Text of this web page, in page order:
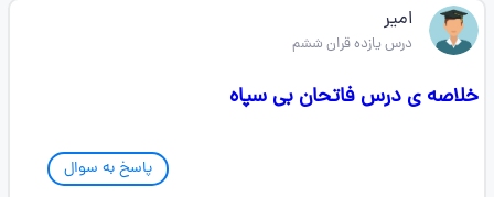
امیر
درس یازده قران ششم
خلاصه ی درس فاتحان بی سپاه
پاسخ به سوال